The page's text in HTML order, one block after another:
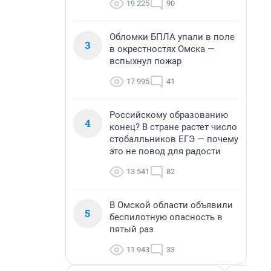
19 225 90
3
Обломки БПЛА упали в поле
в окрестностях Омска —
вспыхнул пожар
17 995 41
4
Российскому образованию
конец? В стране растет число
стобалльников ЕГЭ — почему
это не повод для радости
13 541 82
5
В Омской области объявили
беспилотную опасность в
пятый раз
11 943 33